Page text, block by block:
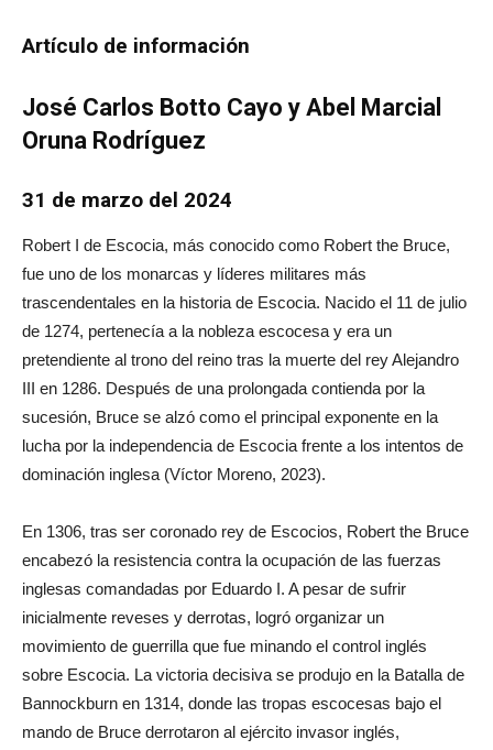
Artículo de información
José Carlos Botto Cayo y Abel Marcial
Oruna Rodríguez
31 de marzo del 2024
Robert I de Escocia, más conocido como Robert the Bruce,
fue uno de los monarcas y líderes militares más
trascendentales en la historia de Escocia. Nacido el 11 de julio
de 1274, pertenecía a la nobleza escocesa y era un
pretendiente al trono del reino tras la muerte del rey Alejandro
III en 1286. Después de una prolongada contienda por la
sucesión, Bruce se alzó como el principal exponente en la
lucha por la independencia de Escocia frente a los intentos de
dominación inglesa (Víctor Moreno, 2023).
En 1306, tras ser coronado rey de Escocios, Robert the Bruce
encabezó la resistencia contra la ocupación de las fuerzas
inglesas comandadas por Eduardo I. A pesar de sufrir
inicialmente reveses y derrotas, logró organizar un
movimiento de guerrilla que fue minando el control inglés
sobre Escocia. La victoria decisiva se produjo en la Batalla de
Bannockburn en 1314, donde las tropas escocesas bajo el
mando de Bruce derrotaron al ejército invasor inglés,